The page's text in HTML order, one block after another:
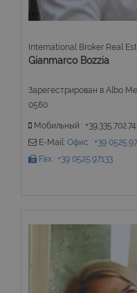
International Broker Real
Gianmarco Bozzia
Зарегестрирован в Albo
0560
Мобильный :
E-Mail: Офис : +39
Fax : +39 0525.97133